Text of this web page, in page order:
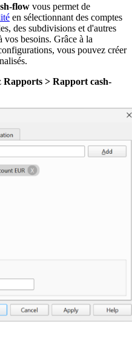
flow vous permet de
en sélectionnant des comptes
des subdivisions et d'autres
vos besoins. Grâce à la
vous pouvez créer
Rapports > Rapport cash-